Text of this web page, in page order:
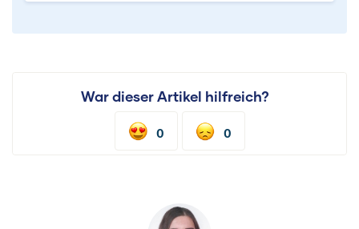
War dieser Artikel hilfreich?
0 0